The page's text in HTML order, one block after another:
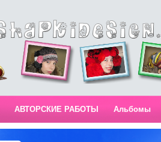
АВТОРСКИЕ РАБОТЫ Альбомы